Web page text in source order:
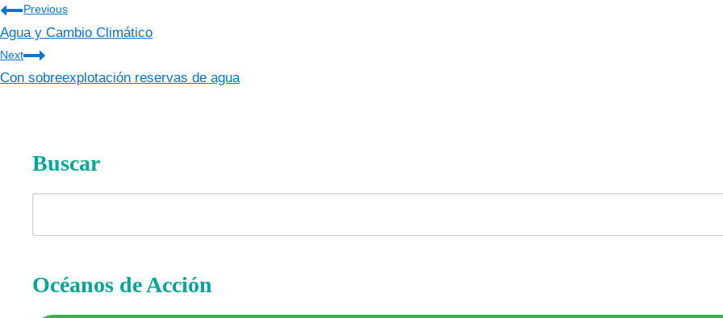
Navegación
de
entradas
Previous
Agua y Cambio Climático
Next
Con sobreexplotación reservas de agua
Buscar
Océanos de Acción